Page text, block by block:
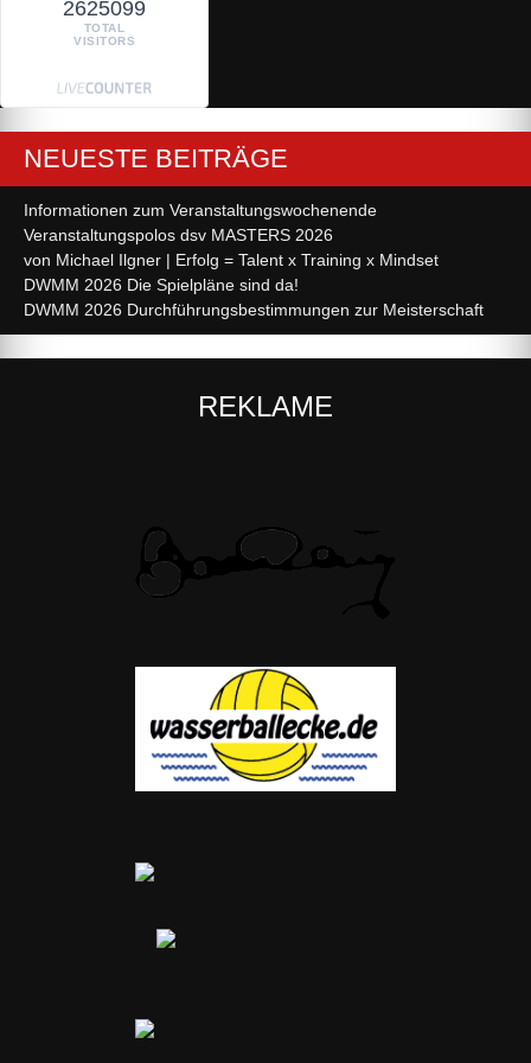
2625099
TOTAL
VISITORS
NEUESTE BEITRÄGE
Informationen zum Veranstaltungswochenende
Veranstaltungspolos dsv MASTERS 2026
von Michael Ilgner | Erfolg = Talent x Training x Mindset
DWMM 2026 Die Spielpläne sind da!
DWMM 2026 Durchführungsbestimmungen zur Meisterschaft
REKLAME